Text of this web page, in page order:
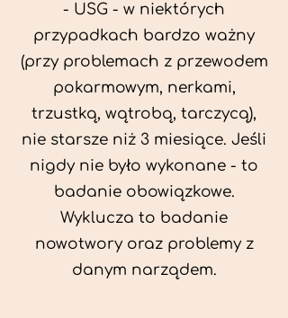
- USG - w niektórych
przypadkach bardzo ważny
(przy problemach z przewodem
pokarmowym, nerkami,
trzustką, wątrobą, tarczycą),
nie starsze niż 3 miesiące. Jeśli
nigdy nie było wykonane - to
badanie obowiązkowe.
Wyklucza to badanie
nowotwory oraz problemy z
danym narządem.